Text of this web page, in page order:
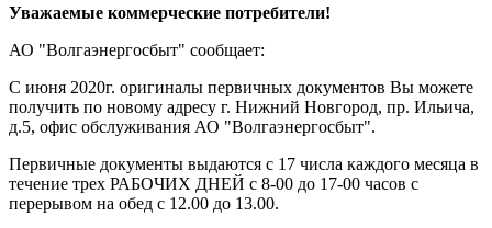
Уважаемые коммерческие потребители!
АО "Волгаэнергосбыт" сообщает:
С июня 2020г. оригиналы первичных документов Вы можете
получить по новому адресу г. Нижний Новгород, пр. Ильича,
д.5, офис обслуживания АО "Волгаэнергосбыт".
Первичные документы выдаются с 17 числа каждого месяца в
течение трех РАБОЧИХ ДНЕЙ с 8-00 до 17-00 часов с
перерывом на обед с 12.00 до 13.00.